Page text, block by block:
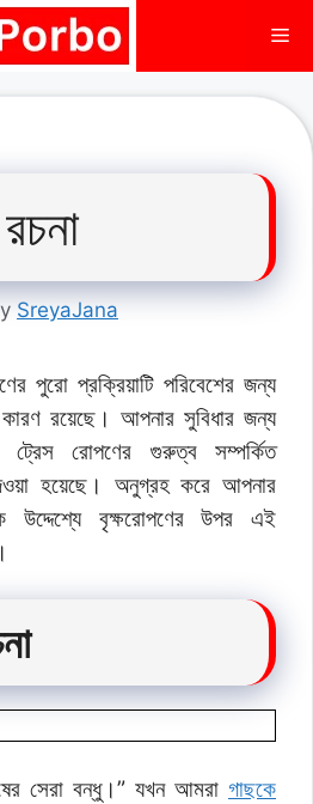
SreyaJana
পুরো প্রক্রিয়াটি পরিবেশের জন্য
রয়েছে। আপনার সুবিধার জন্য
ট্রেস রোপণের গুরুত্ব সম্পর্কিত
হয়েছে। অনুগ্রহ করে আপনার
উদ্দেশ্যে বৃক্ষরোপণের উপর এই
সেরা বন্ধু।” যখন আমরা গাছকে